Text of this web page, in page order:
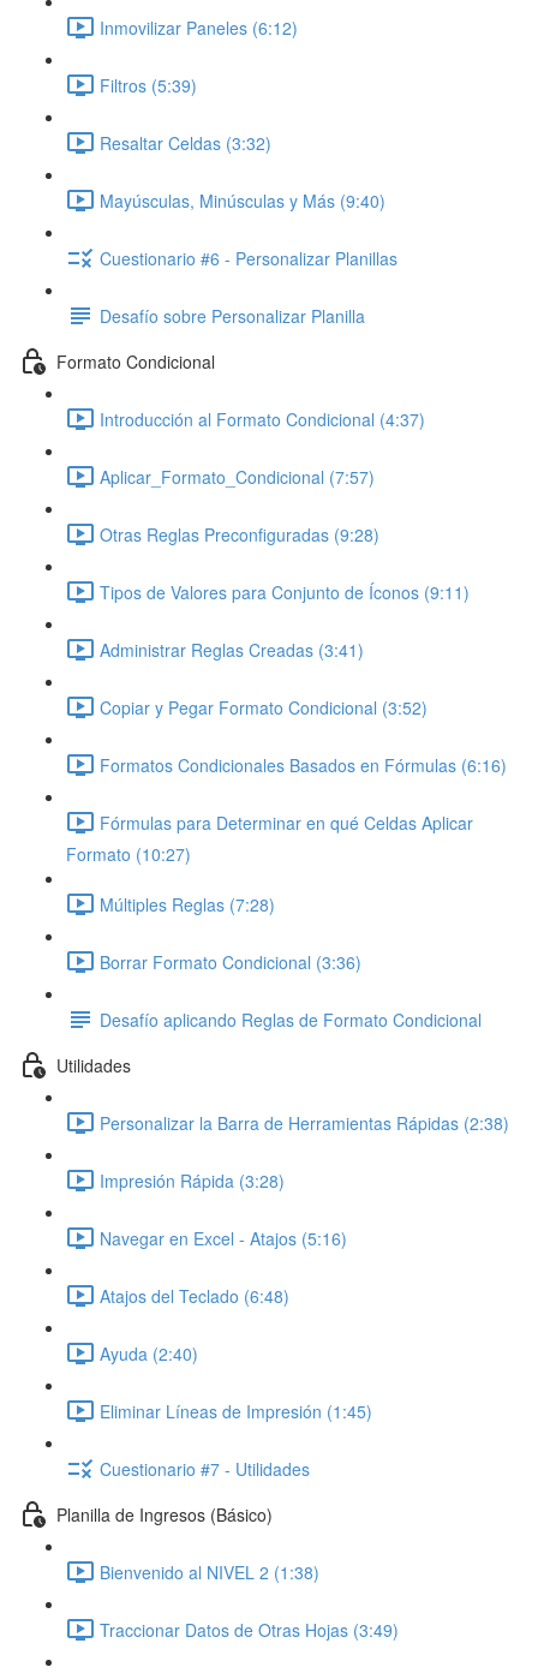
Inmovilizar Paneles (6:12)
Filtros (5:39)
Resaltar Celdas (3:32)
Mayúsculas, Minúsculas y Más (9:40)
Cuestionario #6 - Personalizar Planillas
Desafío sobre Personalizar Planilla
Formato Condicional
Introducción al Formato Condicional (4:37)
Aplicar_Formato_Condicional (7:57)
Otras Reglas Preconfiguradas (9:28)
Tipos de Valores para Conjunto de Íconos (9:11)
Administrar Reglas Creadas (3:41)
Copiar y Pegar Formato Condicional (3:52)
Formatos Condicionales Basados en Fórmulas (6:16)
Fórmulas para Determinar en qué Celdas Aplicar
Formato (10:27)
Múltiples Reglas (7:28)
Borrar Formato Condicional (3:36)
Desafío aplicando Reglas de Formato Condicional
Utilidades
Personalizar la Barra de Herramientas Rápidas (2:38)
Impresión Rápida (3:28)
Navegar en Excel - Atajos (5:16)
Atajos del Teclado (6:48)
Ayuda (2:40)
Eliminar Líneas de Impresión (1:45)
Cuestionario #7 - Utilidades
Planilla de Ingresos (Básico)
Bienvenido al NIVEL 2 (1:38)
Traccionar Datos de Otras Hojas (3:49)